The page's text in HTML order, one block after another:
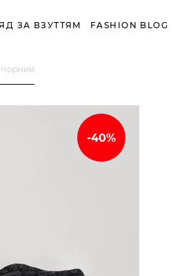
ЗА ВЗУТТЯМ FASHION BLOG
Чорний